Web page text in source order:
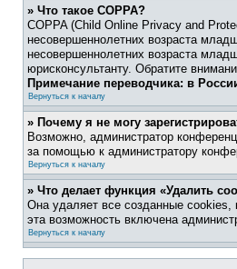
» Что такое COPPA?
COPPA (Child Online Privacy and
несовершеннолетних возраста
несовершеннолетних возраста
юрисконсультанту. Обратите
Примечание переводчика: в
Вернуться к началу
» Почему я не могу
Возможно, администратор
за помощью к администратору
Вернуться к началу
» Что делает функция «Удалить
Она удаляет все созданные cookies,
эта возможность включена
Вернуться к началу